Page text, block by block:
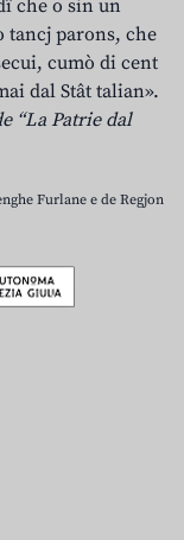
che o sin un
tancj parons, che
cumò di cent
dal Stât talian».
“La Patrie dal
Furlane e de Regjon